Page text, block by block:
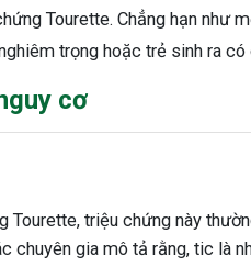
Tourette. Chẳng hạn như
trọng hoặc trẻ sinh ra có
cơ
Tourette, triệu chứng này
chuyên gia mô tả rằng, tic là